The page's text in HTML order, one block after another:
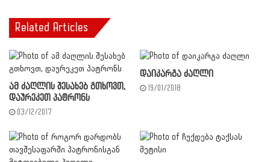
Related Articles
ამ ძაღლის შესახებ გთხოვთ,
დაურეკეთ პატრონს
03/12/2017
დაიკარგა ძაღლი
19/01/2018